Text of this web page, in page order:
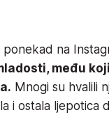
ponekad na
među
Mnogi su hvalili
i ostala ljepotica